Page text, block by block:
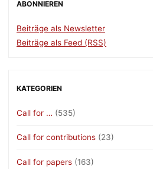
ABONNIEREN
Beiträge als Newsletter
Beiträge als Feed (RSS)
KATEGORIEN
Call for … (535)
Call for contributions (23)
Call for papers (163)